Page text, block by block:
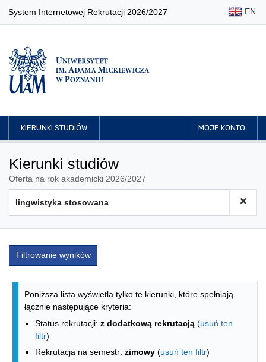
System Internetowej Rekrutacji 2026/2027 EN
KIERUNKI STUDIÓW MOJE KONTO
Kierunki studiów
Oferta na rok akademicki 2026/2027
Filtrowanie wyników
Lista kierunków - spis według
Poniższa lista wyświetla tylko te kierunki, które spełniają
łącznie następujące kryteria:
Status rekrutacji: z dodatkową rekrutacją (usuń ten
filtr)
Rekrutacja na semestr: zimowy (usuń ten filtr)